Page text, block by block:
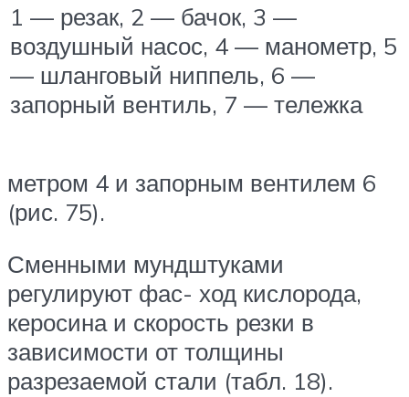
1 — резак, 2 — бачок, 3 —
воздушный насос, 4 — ма­нометр, 5
— шланговый ниппель, 6 —
запорный вен­тиль, 7 — тележка
метром 4 и запорным вентилем 6
(рис. 75).
Сменными мундштуками
регулируют фас- ход кислорода,
керосина и скорость резки в
зависимости от толщины
разрезаемой стали (табл. 18).